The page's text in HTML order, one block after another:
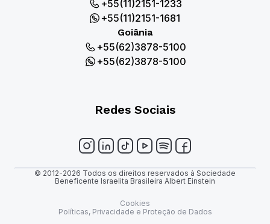
+55(11)2151-1233
+55(11)2151-1681
Goiânia
+55(62)3878-5100
+55(62)3878-5100
Redes Sociais
© 2012-2026 Todos os direitos reservados à Sociedade
Beneficente Israelita Brasileira Albert Einstein
Cookies
Políticas, Privacidade e Proteção de Dados